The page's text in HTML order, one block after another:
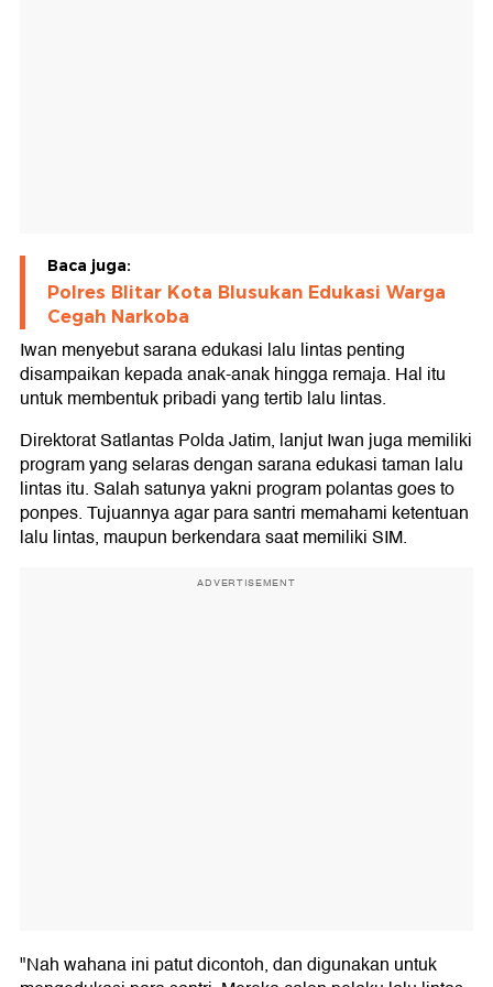
Baca juga:
Polres Blitar Kota Blusukan Edukasi Warga
Cegah Narkoba
Iwan menyebut sarana edukasi lalu lintas penting
disampaikan kepada anak-anak hingga remaja. Hal itu
untuk membentuk pribadi yang tertib lalu lintas.
Direktorat Satlantas Polda Jatim, lanjut Iwan juga memiliki
program yang selaras dengan sarana edukasi taman lalu
lintas itu. Salah satunya yakni program polantas goes to
ponpes. Tujuannya agar para santri memahami ketentuan
lalu lintas, maupun berkendara saat memiliki SIM.
ADVERTISEMENT
"Nah wahana ini patut dicontoh, dan digunakan untuk